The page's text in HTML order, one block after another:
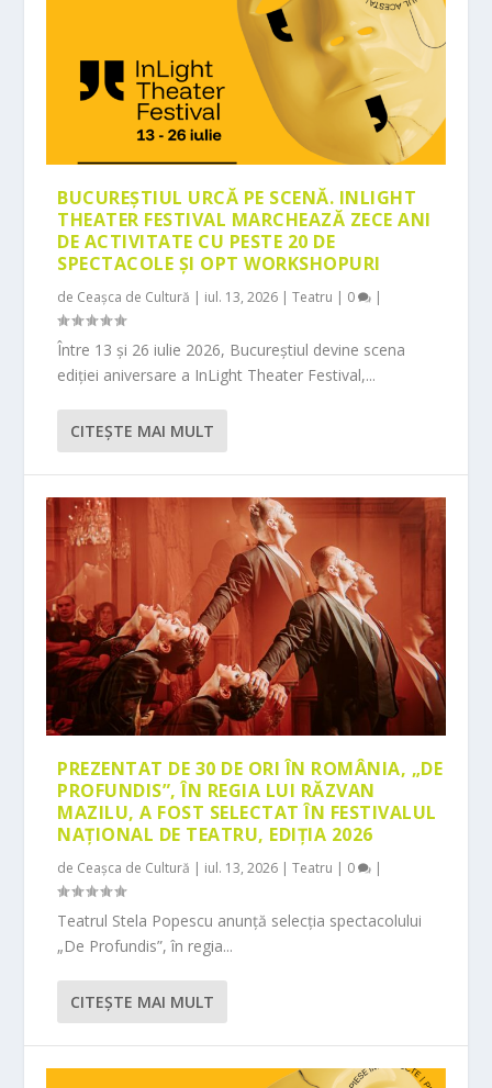
BUCUREȘTIUL URCĂ PE SCENĂ. INLIGHT
THEATER FESTIVAL MARCHEAZĂ ZECE ANI
DE ACTIVITATE CU PESTE 20 DE
SPECTACOLE ȘI OPT WORKSHOPURI
de Ceașca de Cultură | iul. 13, 2026 |Teatru | 0 |
Între 13 și 26 iulie 2026, Bucureștiul devine scena
ediției aniversare a InLight Theater Festival,...
CITEŞTE MAI MULT
PREZENTAT DE 30 DE ORI ÎN ROMÂNIA, „DE
PROFUNDIS”, ÎN REGIA LUI RĂZVAN
MAZILU, A FOST SELECTAT ÎN FESTIVALUL
NAȚIONAL DE TEATRU, EDIȚIA 2026
de Ceașca de Cultură | iul. 13, 2026 |Teatru | 0 |
Teatrul Stela Popescu anunță selecția spectacolului
„De Profundis”, în regia...
CITEŞTE MAI MULT